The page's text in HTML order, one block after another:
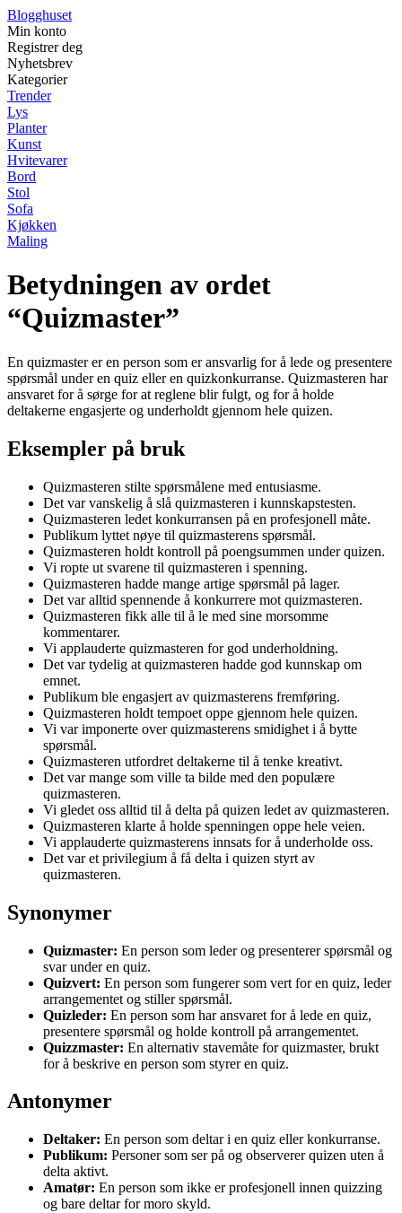
Blogghuset
Min konto
Registrer deg
Nyhetsbrev
Kategorier
Trender
Lys
Planter
Kunst
Hvitevarer
Bord
Stol
Sofa
Kjøkken
Maling
Betydningen av ordet
“Quizmaster”
En quizmaster er en person som er ansvarlig for å lede og presentere
spørsmål under en quiz eller en quizkonkurranse. Quizmasteren har
ansvaret for å sørge for at reglene blir fulgt, og for å holde
deltakerne engasjerte og underholdt gjennom hele quizen.
Eksempler på bruk
Quizmasteren stilte spørsmålene med entusiasme.
Det var vanskelig å slå quizmasteren i kunnskapstesten.
Quizmasteren ledet konkurransen på en profesjonell måte.
Publikum lyttet nøye til quizmasterens spørsmål.
Quizmasteren holdt kontroll på poengsummen under quizen.
Vi ropte ut svarene til quizmasteren i spenning.
Quizmasteren hadde mange artige spørsmål på lager.
Det var alltid spennende å konkurrere mot quizmasteren.
Quizmasteren fikk alle til å le med sine morsomme
kommentarer.
Vi applauderte quizmasteren for god underholdning.
Det var tydelig at quizmasteren hadde god kunnskap om
emnet.
Publikum ble engasjert av quizmasterens fremføring.
Quizmasteren holdt tempoet oppe gjennom hele quizen.
Vi var imponerte over quizmasterens smidighet i å bytte
spørsmål.
Quizmasteren utfordret deltakerne til å tenke kreativt.
Det var mange som ville ta bilde med den populære
quizmasteren.
Vi gledet oss alltid til å delta på quizen ledet av quizmasteren.
Quizmasteren klarte å holde spenningen oppe hele veien.
Vi applauderte quizmasterens innsats for å underholde oss.
Det var et privilegium å få delta i quizen styrt av
quizmasteren.
Synonymer
Quizmaster: En person som leder og presenterer spørsmål og
svar under en quiz.
Quizvert: En person som fungerer som vert for en quiz, leder
arrangementet og stiller spørsmål.
Quizleder: En person som har ansvaret for å lede en quiz,
presentere spørsmål og holde kontroll på arrangementet.
Quizzmaster: En alternativ stavemåte for quizmaster, brukt
for å beskrive en person som styrer en quiz.
Antonymer
Deltaker: En person som deltar i en quiz eller konkurranse.
Publikum: Personer som ser på og observerer quizen uten å
delta aktivt.
Amatør: En person som ikke er profesjonell innen quizzing
og bare deltar for moro skyld.